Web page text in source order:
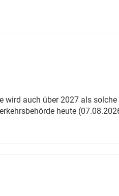
auch über 2027 als solche
heute